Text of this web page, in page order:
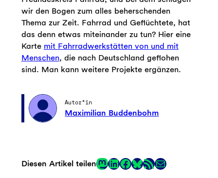
wir den Bogen zum alles beherschenden
Thema zur Zeit. Fahrrad und Geflüchtete, hat
das denn etwas miteinander zu tun? Hier eine
Karte mit Fahrradwerkstätten von und mit
Menschen, die nach Deutschland geflohen
sind. Man kann weitere Projekte ergänzen.
Autor*in
Maximilian Buddenbohm
Diesen Artikel teilenMastodon
LinkedIn
Facebook
LinkRSS-Feed
E-Mail